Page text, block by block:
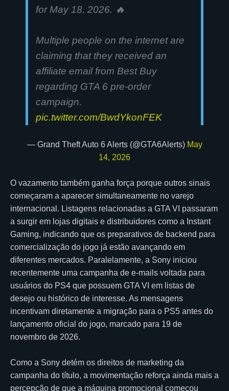
for May 18, 2026. 🔥
Multiple people on the internet are
claiming that they received an
affiliate email from Best Buy
regarding GTA 6 pre-order
campaign.
pic.twitter.com/BwdYkonFEK
— Grand Theft Auto 6 Alerts (@GTA6Alerts) May
14, 2026
O vazamento também ganha força porque outros sinais
começaram a aparecer simultaneamente no varejo
internacional. Listagens relacionadas a GTA VI passaram
a surgir em lojas digitais e distribuidores como a Instant
Gaming, indicando que os preparativos de backend para
comercialização do jogo já estão avançando em
diferentes mercados. Paralelamente, a Sony iniciou
recentemente uma campanha de e-mails voltada para
usuários do PS4 que possuem GTA VI em listas de
desejo ou histórico de interesse. As mensagens
incentivam diretamente a migração para o PS5 antes do
lançamento oficial do jogo, marcado para 19 de
novembro de 2026.
Como a Sony detém os direitos de marketing da
campanha do título, a movimentação reforça ainda mais a
percepção de que a máquina promocional começou